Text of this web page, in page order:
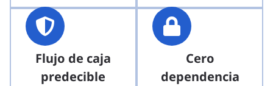
Flujo de caja
predecible
Cero
dependencia